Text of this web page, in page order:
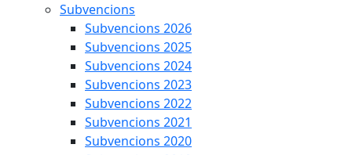
Subvencions
Subvencions 2026
Subvencions 2025
Subvencions 2024
Subvencions 2023
Subvencions 2022
Subvencions 2021
Subvencions 2020